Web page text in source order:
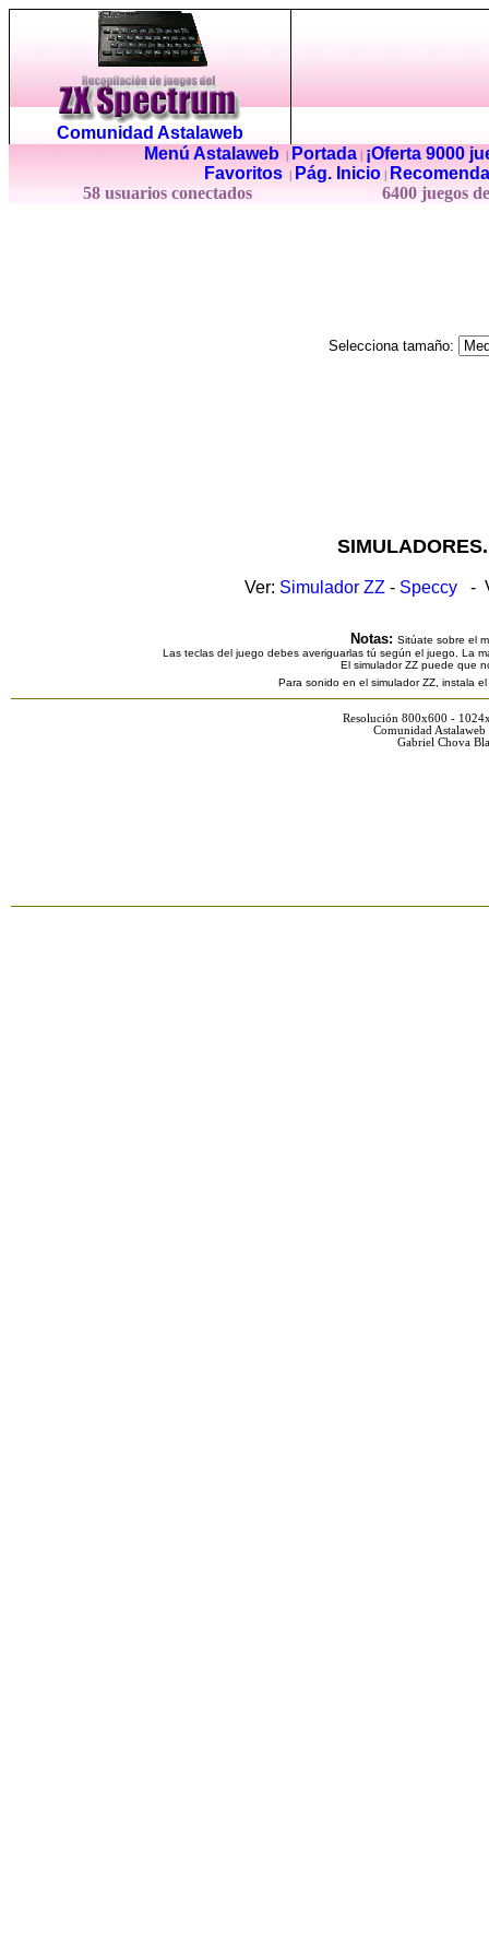
Comunidad Astalaweb
Menú Astalaweb| Portada|
¡Oferta 9000
Favoritos
Pág. Inicio
58 usuarios conectados
6400 juegos
Selecciona tamaño:
Ver: Simulador ZZ - Speccy -
Notas: Sitúate sobre el
Las teclas del juego debes averiguarlas tú según el juego. La
El simulador ZZ puede que
Para sonido en el simulador ZZ, instala
Resolución 800x600 -
Comunidad
Gabriel Chova